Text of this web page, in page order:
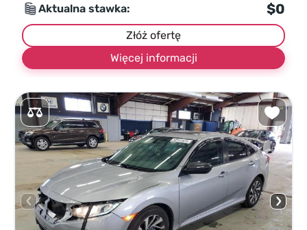
Aktualna stawka:
$0
Złóż ofertę
Więcej informacji